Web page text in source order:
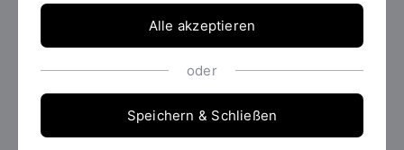
Alle akzeptieren
oder
Speichern & Schließen